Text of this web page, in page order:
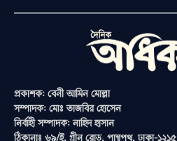
প্রকাশক: বেনী আমিন মোল্লা
সম্পাদক: মোঃ তাজবির হোসেন
নির্বাহী সম্পাদক: নাহিদ হাসান
ঠিকানাঃ ৬৯/ই, গ্রীন রোড, পান্থপথ, ঢাকা-১২১৫